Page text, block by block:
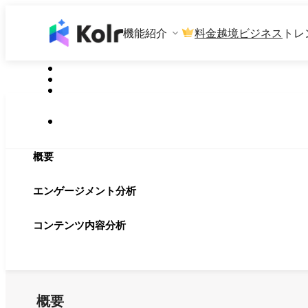
機能紹介 料金越境ビジネス ト
概要
エンゲージメント分析
コンテンツ内容分析
概要